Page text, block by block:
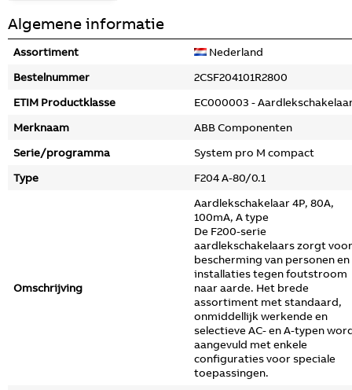
Algemene informatie
Assortiment
Nederland
Bestelnummer
2CSF204101R2800
ETIM Productklasse
EC000003 -
Merknaam
ABB Componenten
Serie/programma
System pro M compact
Type
F204 A-80/0.1
Omschrijving
Aardlekschakelaar 4P, 80A,
100mA, A type
De F200-serie
aardlekschakelaars zorgt voor
bescherming van personen en
installaties tegen foutstroom
naar aarde. Het brede
assortiment met standaard,
onmiddellijk werkende en
selectieve AC- en A-typen
aangevuld met enkele
configuraties voor speciale
toepassingen.